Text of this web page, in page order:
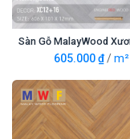
605.000₫ /m²